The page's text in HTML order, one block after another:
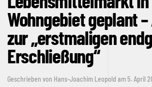
Wohngebiet geplant
zur „erstmaligen
Erschließung“
Geschrieben von Hans-Joachim Leopold am 5. April